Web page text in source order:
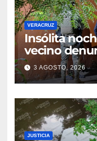
VERACRUZ
Insólita
vecino
cateo tras
captado por
seguridad
3 AGOSTO, 2026
JUSTICIA